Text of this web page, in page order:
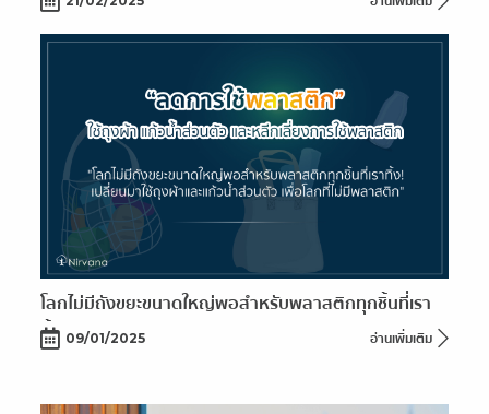
โลกไม่มีถังขยะขนาดใหญ่พอสำหรับพลาสติกทุกชิ้นที่เรา
ทิ้ง 09/01/2025 อ่านเพิ่มเติม